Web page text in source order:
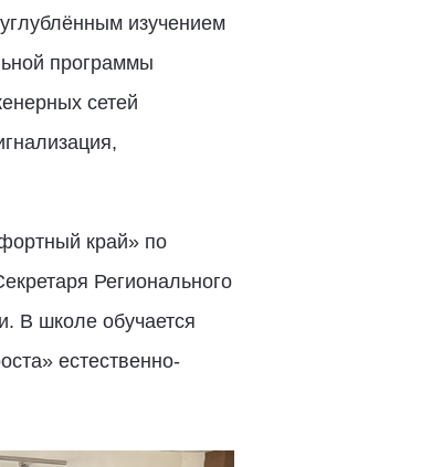
изучением
программы
сетей
край» по
Регионального
В школе обучается
естественно-